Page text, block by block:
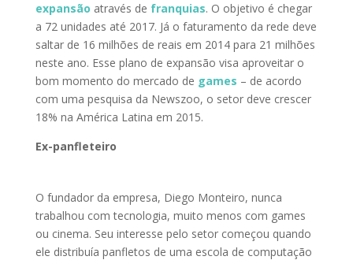
expansão através de franquias. O objetivo é chegar
a 72 unidades até 2017. Já o faturamento da rede deve
saltar de 16 milhões de reais em 2014 para 21 milhões
neste ano. Esse plano de expansão visa aproveitar o
bom momento do mercado de games – de acordo
com uma pesquisa da Newszoo, o setor deve crescer
18% na América Latina em 2015.
Ex-panfleteiro
O fundador da empresa, Diego Monteiro, nunca
trabalhou com tecnologia, muito menos com games
ou cinema. Seu interesse pelo setor começou quando
ele distribuía panfletos de uma escola de computação